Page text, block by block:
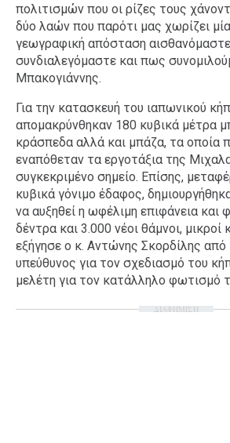
πολιτισμών που οι ρίζες τους
δύο λαών που παρότι μας χωρίζει
γεωγραφική απόσταση
συνδιαλεγόμαστε και πως
Μπακογιάννης.
Για την κατασκευή του ιαπωνικού
απομακρύνθηκαν 180 κυβικά μέτρα
κράσπεδα αλλά και μπάζα, τα οποία
εναπόθεταν τα εργοτάξια της
συγκεκριμένο σημείο. Επίσης,
κυβικά γόνιμο έδαφος,
να αυξηθεί η ωφέλιμη επιφάνεια και
δέντρα και 3.000 νέοι θάμνοι, μικροί
εξήγησε ο κ. Αντώνης Σκορδίλης από
υπεύθυνος για τον σχεδιασμό του
μελέτη για τον κατάλληλο φωτισμό
ΔΙΑΦΗΜΙΣΗ